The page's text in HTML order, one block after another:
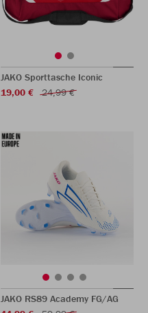
JAKO Sporttasche Iconic
19,00 €
24,99 €
JAKO RS89 Academy FG/AG